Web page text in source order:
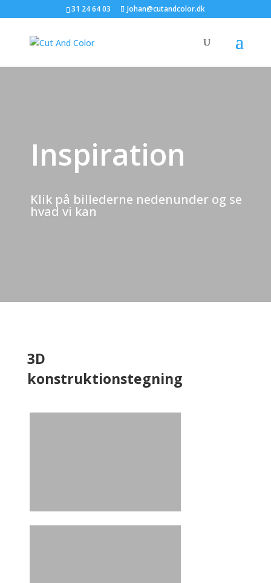
31 24 64 03 Johan@cutandcolor.dk
Inspiration
Klik på billederne nedenunder og se
hvad vi kan
3D
konstruktionstegning